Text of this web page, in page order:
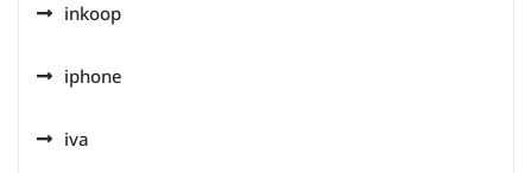
inkoop
iphone
iva